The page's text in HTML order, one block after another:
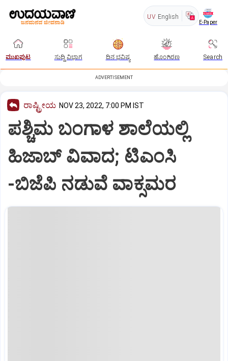
UV English
E-Paper
ಮುಖಪುಟ ಸುದ್ದಿ ವಿಭಾಗ ದಿನ ಭವಿಷ್ಯ ಹೊಂಗಿರಣ Search
ADVERTISEMENT
ರಾಷ್ಟ್ರೀಯ NOV 23, 2022, 7:00 PM IST
ಪಶ್ಚಿಮ ಬಂಗಾಳ ಶಾಲೆಯಲ್ಲಿ
ಹಿಜಾಬ್‌ ವಿವಾದ; ಟಿಎಂಸಿ
-ಬಿಜೆಪಿ ನಡುವೆ ವಾಕ್ಸಮರ